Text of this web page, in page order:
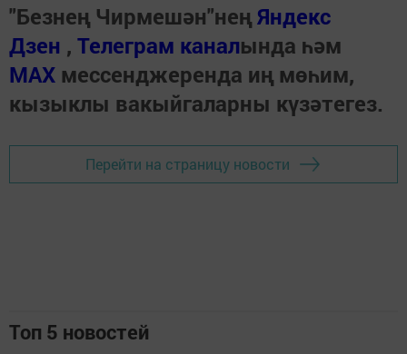
"Безнең Чирмешән"неңЯндекс
Дзен , Телеграм каналында һәм
МАХ мессенджеренда иң мөһим,
кызыклы вакыйгаларны күзәтегез.
Перейти на страницу новости
Топ 5 новостей